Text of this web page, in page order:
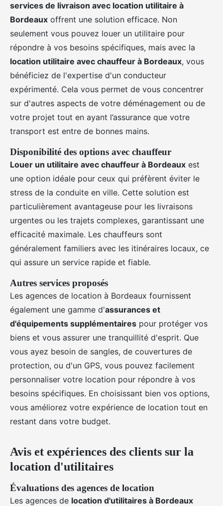
services de livraison avec location utilitaire à
Bordeaux offrent une solution efficace. Non
seulement vous pouvez louer un utilitaire pour
répondre à vos besoins spécifiques, mais avec la
location utilitaire avec chauffeur à Bordeaux, vous
bénéficiez de l'expertise d'un conducteur
expérimenté. Cela vous permet de vous concentrer
sur d'autres aspects de votre déménagement ou de
votre projet tout en ayant l’assurance que votre
transport est entre de bonnes mains.
Disponibilité des options avec chauffeur
Louer un utilitaire avec chauffeur à Bordeaux est
une option idéale pour ceux qui préfèrent éviter le
stress de la conduite en ville. Cette solution est
particulièrement avantageuse pour les livraisons
urgentes ou les trajets complexes, garantissant une
efficacité maximale. Les chauffeurs sont
généralement familiers avec les itinéraires locaux, ce
qui assure un service rapide et fiable.
Autres services proposés
Les agences de location à Bordeaux fournissent
également une gamme d'assurances et
d'équipements supplémentaires pour protéger vos
biens et vous assurer une tranquillité d'esprit. Que
vous ayez besoin de sangles, de couvertures de
protection, ou d'un GPS, vous pouvez facilement
personnaliser votre location pour répondre à vos
besoins spécifiques. En choisissant bien vos options,
vous améliorez votre expérience de location tout en
restant dans votre budget.
Avis et expériences des clients sur la
location d'utilitaires
Évaluations des agences de location
Les agences de location d'utilitaires à Bordeaux